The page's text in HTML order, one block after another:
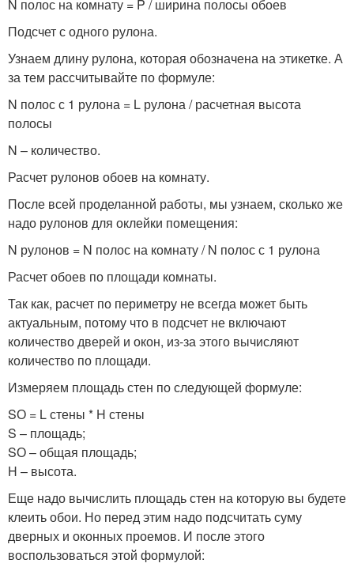
N полос на комнату = P / ширина полосы обоев
Подсчет с одного рулона.
Узнаем длину рулона, которая обозначена на этикетке. А
за тем рассчитывайте по формуле:
N полос с 1 рулона = L рулона / расчетная высота
полосы
N – количество.
Расчет рулонов обоев на комнату.
После всей проделанной работы, мы узнаем, сколько же
надо рулонов для оклейки помещения:
N рулонов = N полос на комнату / N полос с 1 рулона
Расчет обоев по площади комнаты.
Так как, расчет по периметру не всегда может быть
актуальным, потому что в подсчет не включают
количество дверей и окон, из-за этого вычисляют
количество по площади.
Измеряем площадь стен по следующей формуле:
SО = L стены * H стены
S – площадь;
SО – общая площадь;
H – высота.
Еще надо вычислить площадь стен на которую вы будете
клеить обои. Но перед этим надо подсчитать суму
дверных и оконных проемов. И после этого
воспользоваться этой формулой: